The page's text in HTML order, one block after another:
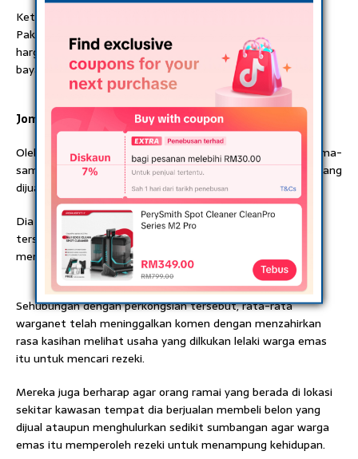
Ketika ditanya berapa harga belon yang perlu dibayarnya,
Pakcik itu mengejutkannya kerana dia tidak menetapkan
harga untuk sebiji belon yang dijual sebaliknya menyatakan
bayarlah dengan seikhlas hati sahaja.
Jom la sama2 tolong
Oleh hal tersebut, dia telah mengajak orang ramai agar sama-
sama dapat membantu pakcik itu dengan membeli belon yang
dijual.
Dia juga turut menyatakan secara terperinci lokasi pakcik
tersebut berjualan bagi memudahkan urusan orang ramai
mendapatkan belon dan juga memberian bantuan.
Sehubungan dengan perkongsian tersebut, rata-rata
warganet telah meninggalkan komen dengan menzahirkan
rasa kasihan melihat usaha yang dilkukan lelaki warga emas
itu untuk mencari rezeki.
Mereka juga berharap agar orang ramai yang berada di lokasi
sekitar kawasan tempat dia berjualan membeli belon yang
dijual ataupun menghulurkan sedikit sumbangan agar warga
emas itu memperoleh rezeki untuk menampung kehidupan.